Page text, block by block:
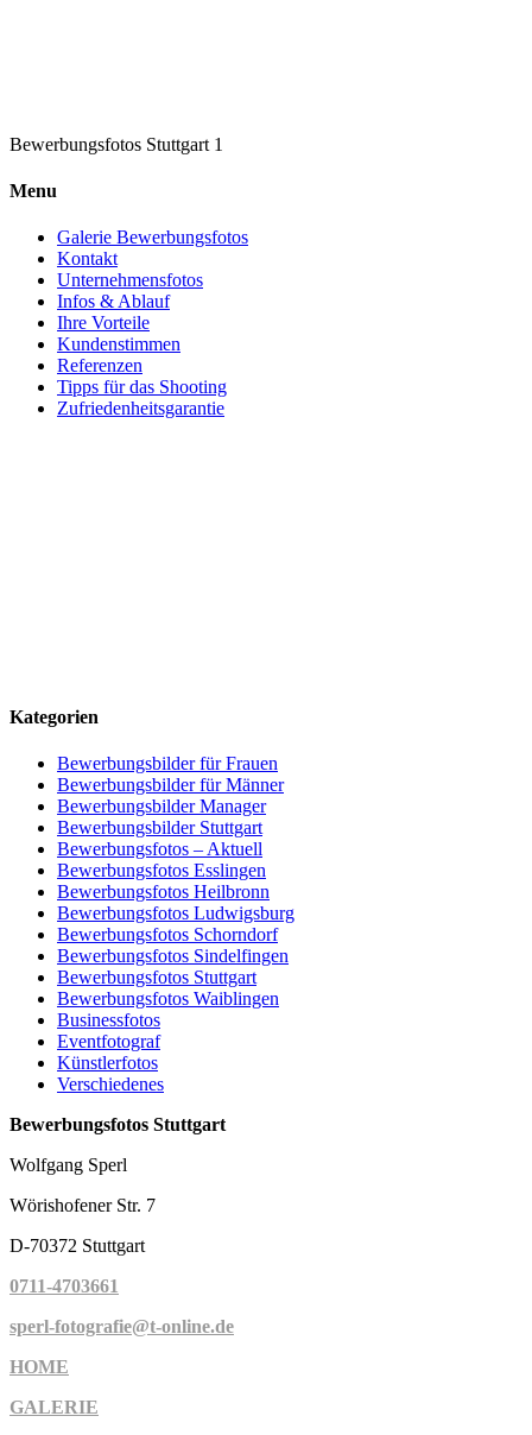
Bewerbungsfotos Stuttgart 1
Menu
Galerie Bewerbungsfotos
Kontakt
Unternehmensfotos
Infos & Ablauf
Ihre Vorteile
Kundenstimmen
Referenzen
Tipps für das Shooting
Zufriedenheitsgarantie
Kategorien
Bewerbungsbilder für Frauen
Bewerbungsbilder für Männer
Bewerbungsbilder Manager
Bewerbungsbilder Stuttgart
Bewerbungsfotos – Aktuell
Bewerbungsfotos Esslingen
Bewerbungsfotos Heilbronn
Bewerbungsfotos Ludwigsburg
Bewerbungsfotos Schorndorf
Bewerbungsfotos Sindelfingen
Bewerbungsfotos Stuttgart
Bewerbungsfotos Waiblingen
Businessfotos
Eventfotograf
Künstlerfotos
Verschiedenes
Bewerbungsfotos Stuttgart
Wolfgang Sperl
Wörishofener Str. 7
D-70372 Stuttgart
0711-4703661
sperl-fotografie@t-online.de
HOME
GALERIE